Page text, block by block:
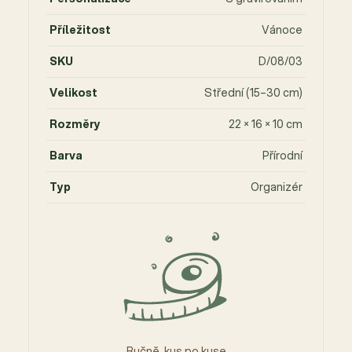
Příležitost
Vánoce
SKU
D/08/03
Velikost
Střední (15–30 cm)
Rozměry
22 × 16 × 10 cm
Barva
Přírodní
Typ
Organizér